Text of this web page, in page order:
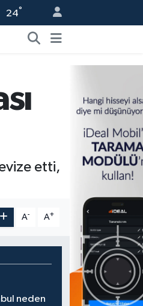
24°
etti,
A- A+
neden